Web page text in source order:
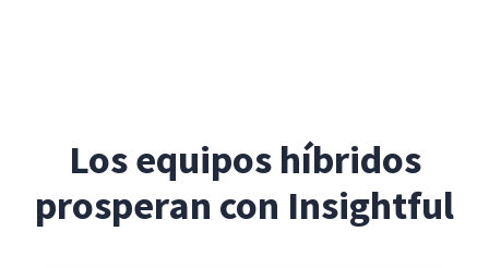
Los equipos híbridos
prosperan con Insightful